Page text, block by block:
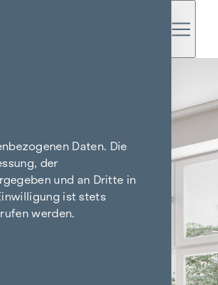
Daten. Die
der
und an Dritte in
ist stets
werden.